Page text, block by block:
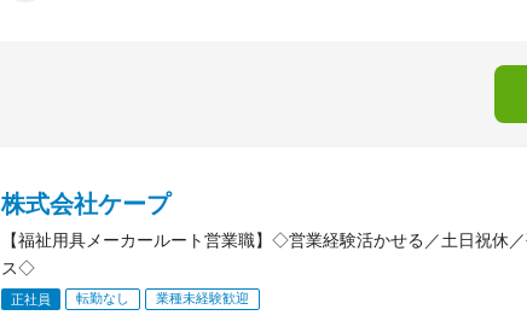
株式会社ケープ
【福祉用具メーカールート営業職】◇営業経験活かせる／土日祝休
ス◇
正社員 転勤なし 業種未経験歓迎